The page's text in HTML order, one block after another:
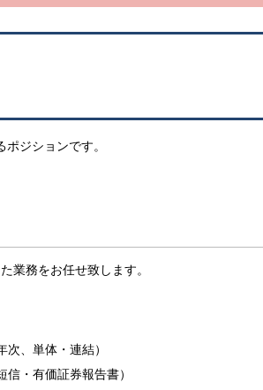
ジションです。
業務をお任せ致します。
、単体・連結）
・有価証券報告書）